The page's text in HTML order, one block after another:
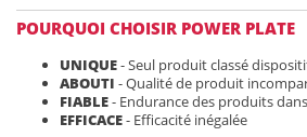
POURQUOI CHOISIR POWER PLATE
UNIQUE- Seul produit classé
ABOUTI - Qualité de produit
FIABLE- Endurance des produits
EFFICACE- Efficacité inégalée